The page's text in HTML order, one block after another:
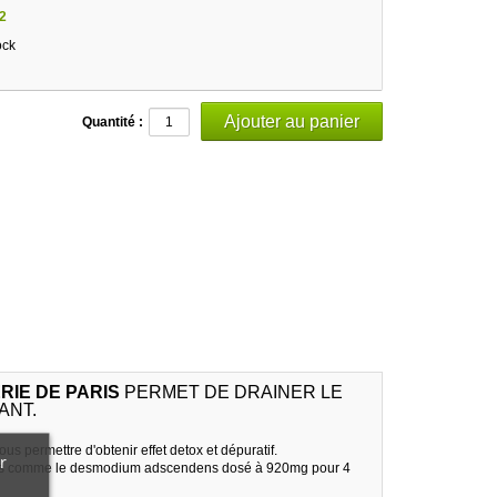
Quantité :
DE PARIS PERMET DE DRAINER LE
permettre d'obtenir effet detox et dépuratif.
le desmodium adscendens dosé à 920mg pour 4